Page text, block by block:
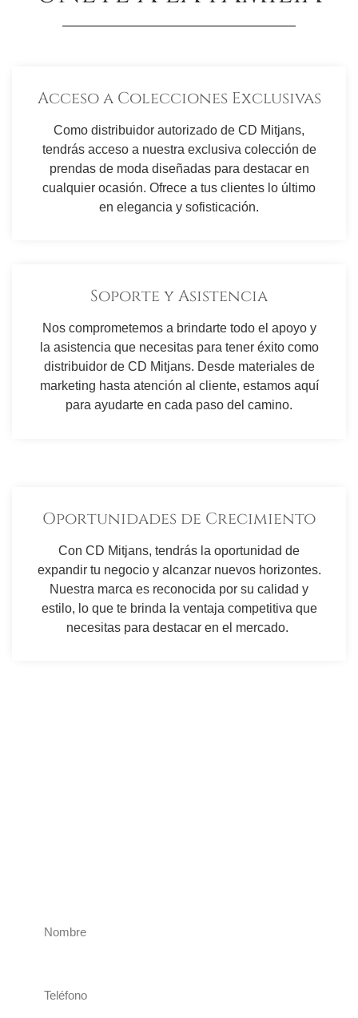
Acceso a Colecciones Exclusivas
Como distribuidor autorizado de CD Mitjans,
tendrás acceso a nuestra exclusiva colección de
prendas de moda diseñadas para destacar en
cualquier ocasión. Ofrece a tus clientes lo último
en elegancia y sofisticación.
Soporte y Asistencia
Nos comprometemos a brindarte todo el apoyo y
la asistencia que necesitas para tener éxito como
distribuidor de CD Mitjans. Desde materiales de
marketing hasta atención al cliente, estamos aquí
para ayudarte en cada paso del camino.
Oportunidades de Crecimiento
Con CD Mitjans, tendrás la oportunidad de
expandir tu negocio y alcanzar nuevos horizontes.
Nuestra marca es reconocida por su calidad y
estilo, lo que te brinda la ventaja competitiva que
necesitas para destacar en el mercado.